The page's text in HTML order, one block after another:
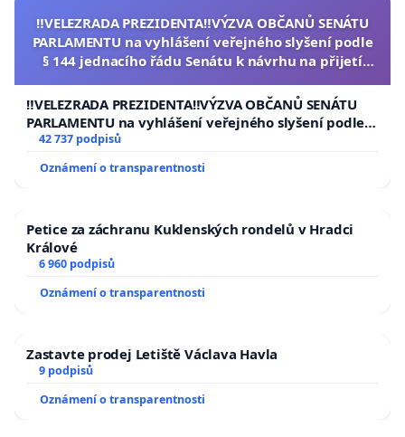
‼️VELEZRADA PREZIDENTA‼️VÝZVA OBČANŮ SENÁTU
PARLAMENTU na vyhlášení veřejného slyšení podle
§ 144 jednacího řádu Senátu k návrhu na přijetí
republiky
‼️VELEZRADA PREZIDENTA‼️VÝZVA OBČANŮ SENÁTU
PARLAMENTU na vyhlášení veřejného slyšení podle §
144 jednacího řádu Senátu k návrhu na přijetí
usnesení k podání ústavní žaloby na prezidenta
republiky
42 737 podpisů
Oznámení o transparentnosti
Petice za záchranu Kuklenských rondelů v Hradci
Králové
6 960 podpisů
Oznámení o transparentnosti
Zastavte prodej Letiště Václava Havla
9 podpisů
Oznámení o transparentnosti